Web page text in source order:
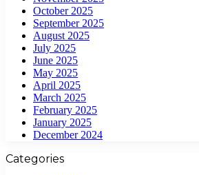
October 2025
September 2025
August 2025
July 2025
June 2025
May 2025
April 2025
March 2025
February 2025
January 2025
December 2024
Categories